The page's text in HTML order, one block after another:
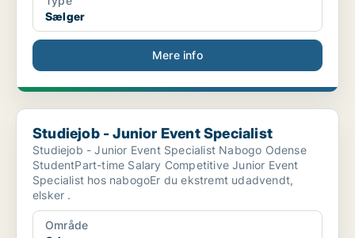
Sælger
Mere info
Studiejob - Junior Event Specialist
Studiejob - Junior Event Specialist
Studiejob - Junior Event Specialist Nabogo Odense
StudentPart-time Salary Competitive Junior Event
Specialist hos nabogoEr du ekstremt udadvendt,
elsker .
Område